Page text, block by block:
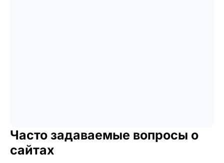
Часто задаваемые вопросы о
сайтах